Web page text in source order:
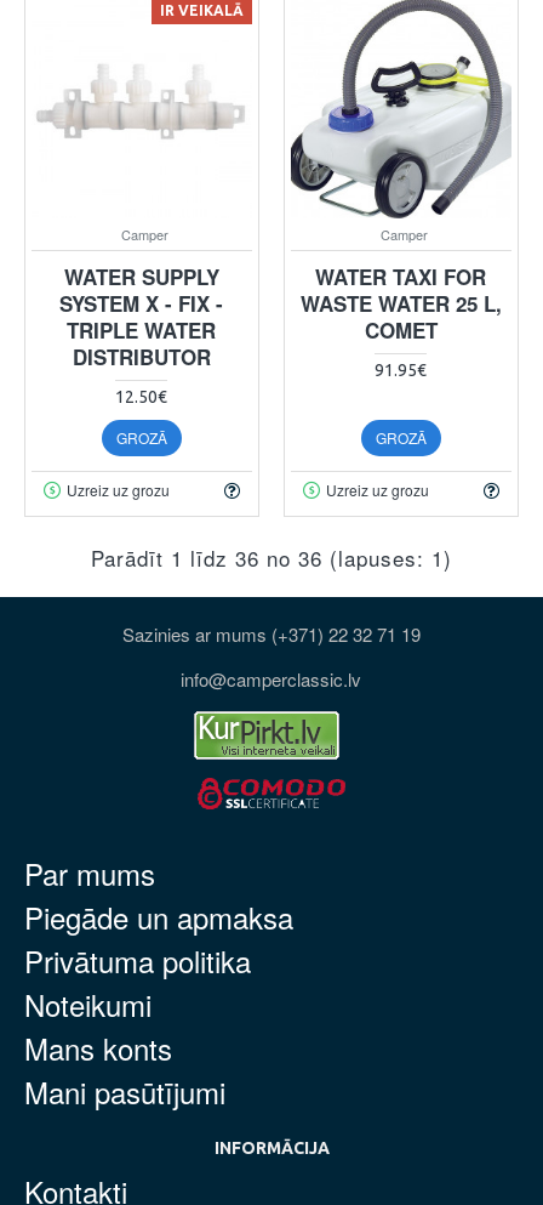
IR VEIKALĀ
Camper
WATER SUPPLY
SYSTEM X - FIX -
TRIPLE WATER
DISTRIBUTOR
12.50€
GROZĀ
Uzreiz uz grozu
Camper
WATER TAXI FOR
WASTE WATER 25 L,
COMET
91.95€
GROZĀ
Uzreiz uz grozu
Parādīt 1 līdz 36 no 36 (lapuses: 1)
Sazinies ar mums (+371) 22 32 71 19
info@camperclassic.lv
Par mums
Piegāde un apmaksa
Privātuma politika
Noteikumi
Mans konts
Mani pasūtījumi
INFORMĀCIJA
Kontakti